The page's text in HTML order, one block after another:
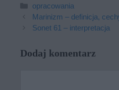
Kategorie
opracowania
Marinizm – definicja,
Sonet 61 – interpretacja
Dodaj komentarz